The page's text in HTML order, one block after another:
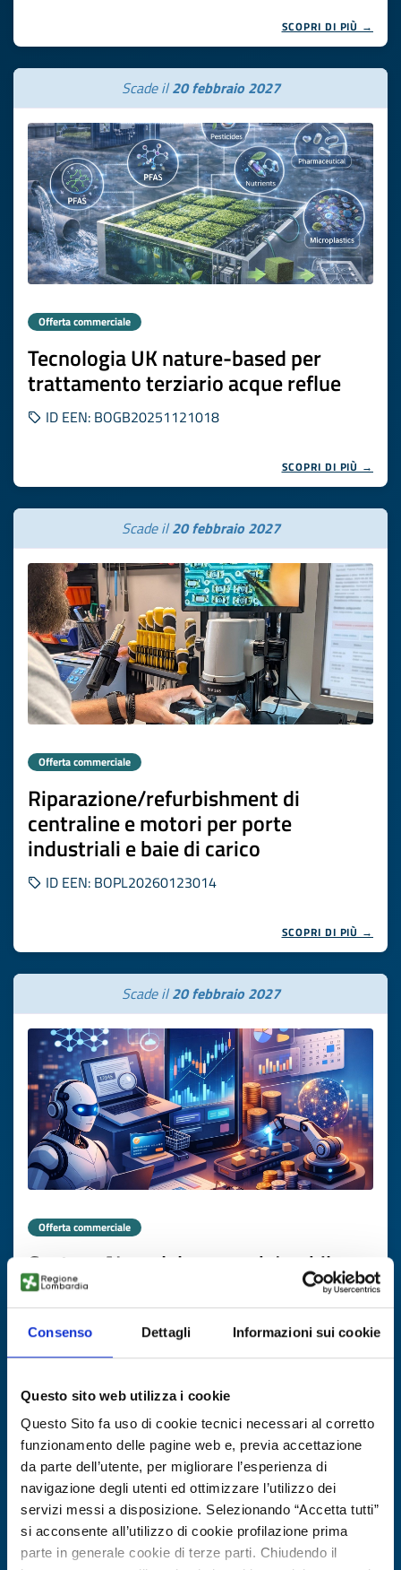
Consenso Dettagli Informazioni sui cookie
Questo sito web utilizza i cookie
Questo Sito fa uso di cookie tecnici necessari al corretto
funzionamento delle pagine web e, previa accettazione
da parte dell’utente, per migliorare l’esperienza di
navigazione degli utenti ed ottimizzare l’utilizzo dei
servizi messi a disposizione. Selezionando “Accetta tutti”
si acconsente all’utilizzo di cookie profilazione prima
parte in generale cookie di terze parti. Chiudendo il
SCOPRI DI PIÙ →
Scade il20 febbraio 2027
Offerta commerciale
Tecnologia UK nature-based per
trattamento terziario acque reflue
ID EEN: BOGB20251121018
SCOPRI DI PIÙ →
Scade il20 febbraio 2027
Offerta commerciale
Riparazione/refurbishment di
centraline e motori per porte
industriali e baie di carico
ID EEN: BOPL20260123014
SCOPRI DI PIÙ →
Scade il20 febbraio 2027
Offerta commerciale
Custom AI models per web/mobile
ID EEN: BORS20260113012STEP